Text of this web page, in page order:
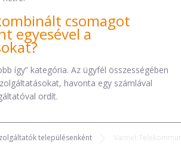
csomagot
egyesével a
így” kategória. Az ügyfél összességében
havonta egy számlával
ordít.
településenként Vannet